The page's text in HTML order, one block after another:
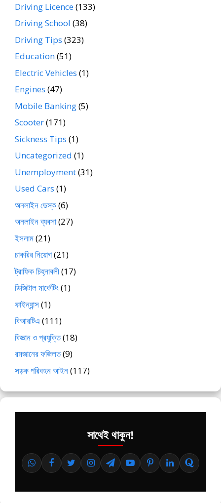
Driving Licence(133)
Driving School (38)
Driving Tips (323)
Education(51)
Electric Vehicles (1)
Engines (47)
Mobile Banking(5)
Scooter(171)
Sickness Tips (1)
Uncategorized (1)
Unemployment(31)
Used Cars (1)
অনলাইন ডেস্ক(6)
অনলাইন ব্যবসা(27)
ইসলাম(21)
চাকরির নিয়োগ(21)
ট্রাফিক চিহ্নাবলী(17)
ডিজিটাল মার্কেটিং(1)
ফাইন্যান্স(1)
বিআরটিএ (111)
বিজ্ঞান ও প্রযুক্তি(18)
রমজানের ফজিলত(9)
সড়ক পরিবহন আইন(117)
সাথেই থাকুন!